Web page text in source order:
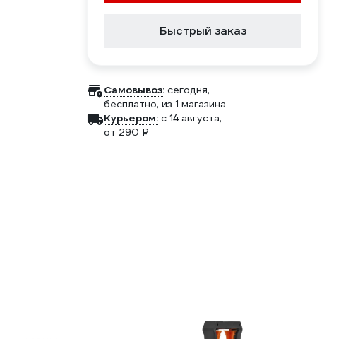
Быстрый заказ
Самовывоз: сегодня,
бесплатно, из 1 магазина
Курьером: c 14 августа,
от 290 ₽